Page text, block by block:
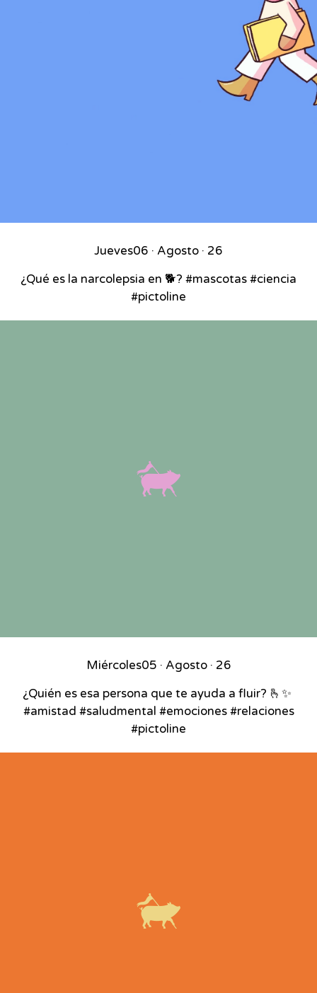
Jueves06 · Agosto · 26
¿Qué es la narcolepsia en 🐕? #mascotas #ciencia
#pictoline
Miércoles05 · Agosto · 26
¿Quién es esa persona que te ayuda a fluir? 🫰✨⁣ ⁣
#amistad #saludmental #emociones #relaciones
#pictoline